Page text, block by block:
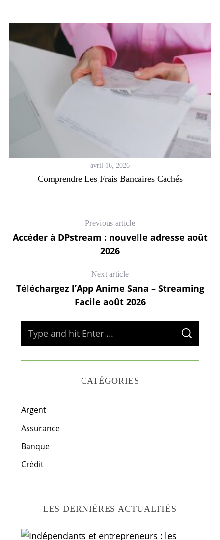
avril 16, 2026
Comprendre Les Frais Bancaires Cachés
Previous article
Accéder à DPstream : nouvelle adresse août
2026
Next article
Téléchargez l’App Anime Sana – Streaming
Facile août 2026
f
o
:
S
A
C
CATÉGORIES
Argent
Assurance
Banque
Crédit
LES DERNIÈRES ACTUALITÉS